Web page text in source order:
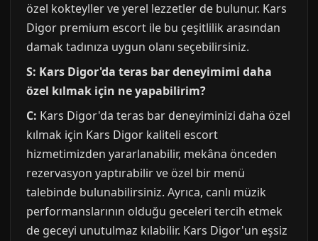
özel kokteyller ve yerel lezzetler de bulunur. Kars
Digor premium escort ile bu çeşitlilik arasından
damak tadınıza uygun olanı seçebilirsiniz.
S: Kars Digor'da teras bar deneyimimi daha
özel kılmak için ne yapabilirim?
C: Kars Digor'da teras bar deneyiminizi daha özel
kılmak için Kars Digor kaliteli escort
hizmetimizden yararlanabilir, mekâna önceden
rezervasyon yaptırabilir ve özel bir menü
talebinde bulunabilirsiniz. Ayrıca, canlı müzik
performanslarının olduğu geceleri tercih etmek
de geceyi unutulmaz kılabilir. Kars Digor'un eşsiz